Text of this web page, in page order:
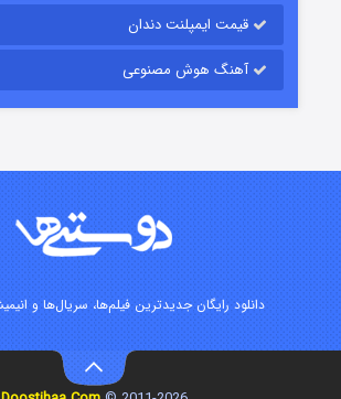
قیمت ایمپلنت دندان
آهنگ هوش مصنوعی
دانلود رایگان جدیدترین فیلم‌ها، سریال‌ها و